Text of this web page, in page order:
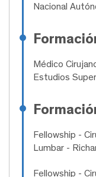
Nacional
Médico
Estudios
Fellowship -
Lumbar -
Fellowship -